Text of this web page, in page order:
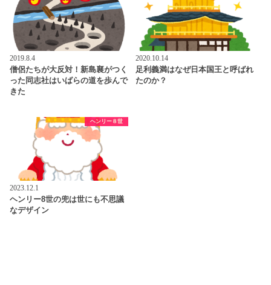
2019.8.4
僧侶たちが大反対！新島襄がつく
った同志社はいばらの道を歩んで
きた
2020.10.14
足利義満はなぜ日本国王と呼ばれ
たのか？
ヘンリー８世
2023.12.1
ヘンリー8世の兜は世にも不思議
なデザイン